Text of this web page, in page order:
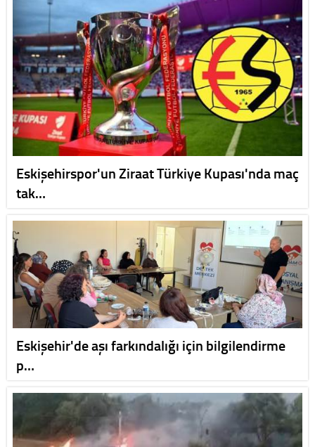
Eskişehirspor'un Ziraat Türkiye Kupası'nda maç
tak…
Eskişehir'de aşı farkındalığı için bilgilendirme
p…